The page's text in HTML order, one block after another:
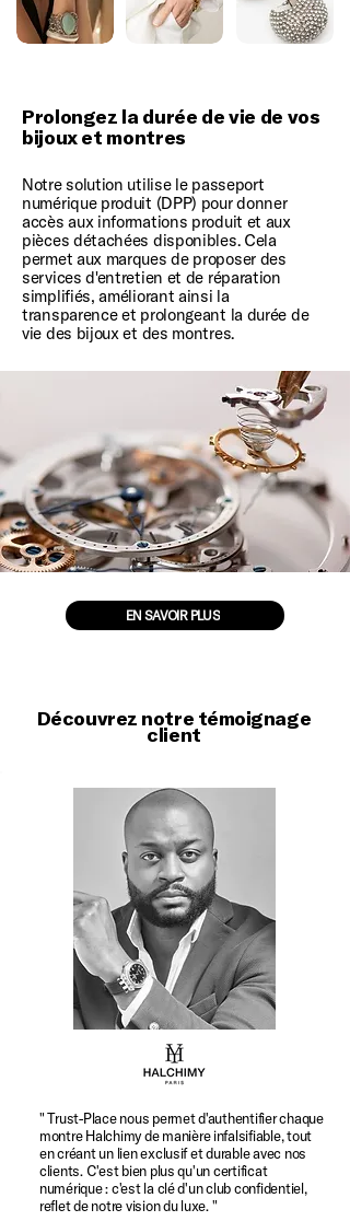
Prolongez la durée de vie de vos
bijoux et montres
Notre solution utilise le passeport
numérique produit (DPP) pour donner
accès aux informations produit et aux
pièces détachées disponibles. Cela
permet aux marques de proposer des
services d'entretien et de réparation
simplifiés, améliorant ainsi la
transparence et prolongeant la durée de
vie des bijoux et des montres.
EN SAVOIR PLUS
Découvrez notre témoignage
client
" Trust-Place nous permet d'authentifier chaque
montre Halchimy de manière infalsifiable, tout
en créant un lien exclusif et durable avec nos
clients. C'est bien plus qu'un certificat
numérique : c'est la clé d'un club confidentiel,
reflet de notre vision du luxe. "